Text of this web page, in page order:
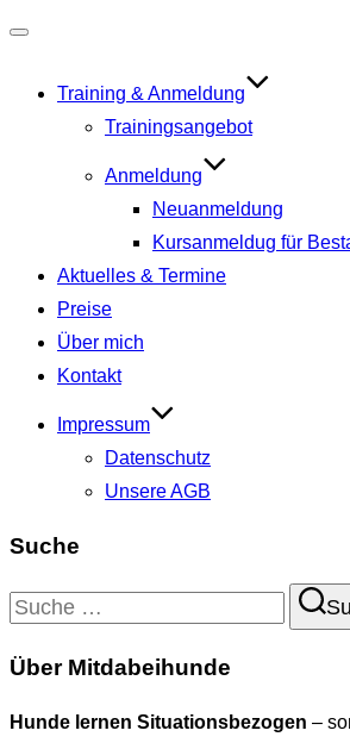
umschalten
Training & Anmeldung
Trainingsangebot
Anmeldung
Neuanmeldung
Kursanmeldug für
Aktuelles & Termine
Preise
Über mich
Kontakt
Impressum
Datenschutz
Unsere AGB
Suche
Suchen
Über Mitdabeihunde
Hunde lernen Situationsbezogen –